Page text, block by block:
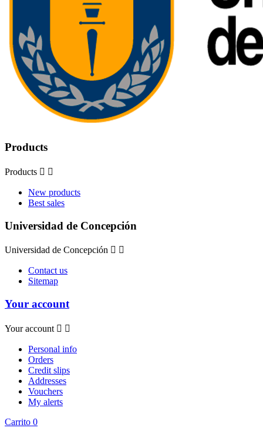
Products
Products  
New products
Best sales
Universidad de Concepción
Universidad de Concepción  
Contact us
Sitemap
Your account
Your account  
Personal info
Orders
Credit slips
Addresses
Vouchers
My alerts
Carrito 0